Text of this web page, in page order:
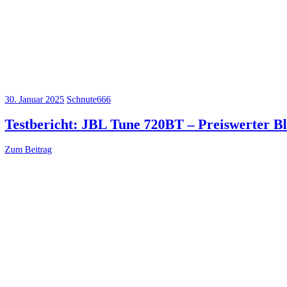
30. Januar 2025 Schnute666
Testbericht: JBL Tune 720BT – Preiswerter
Zum Beitrag